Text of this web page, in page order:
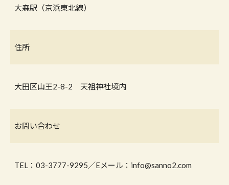
大森駅（京浜東北線）
住所
大田区山王2-8-2 天祖神社境内
お問い合わせ
TEL：03-3777-9295／Eメール：info@sanno2.com